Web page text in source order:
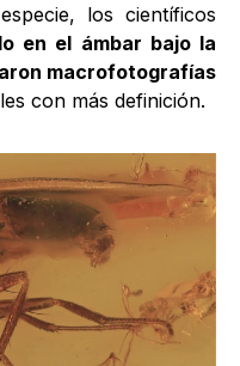
los científicos
en el ámbar bajo la
macrofotografías
con más definición.